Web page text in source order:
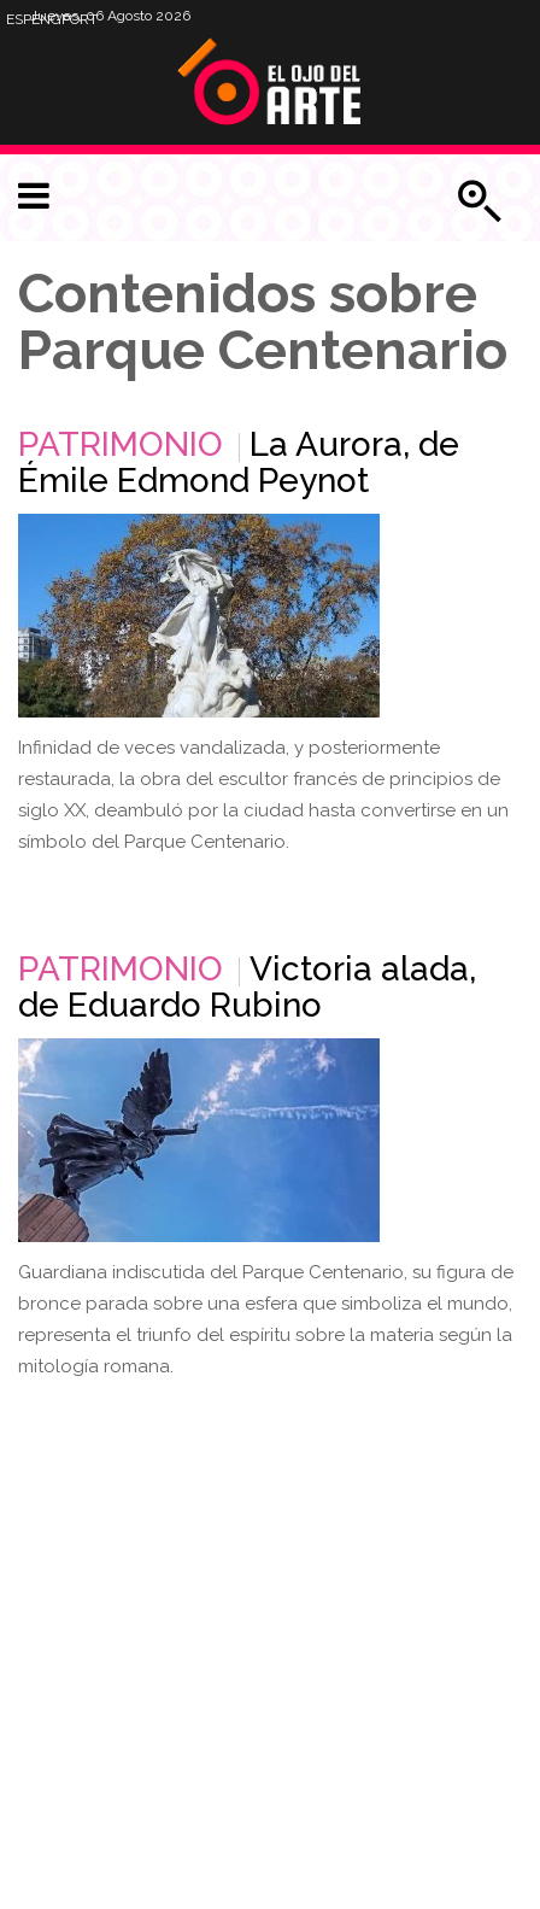
Jueves, 06 Agosto 2026
ESPENGPORT
Contenidos sobre
Parque Centenario
PATRIMONIO
La Aurora, de
Émile Edmond Peynot
Infinidad de veces vandalizada, y posteriormente
restaurada, la obra del escultor francés de principios de
siglo XX, deambuló por la ciudad hasta convertirse en un
símbolo del Parque Centenario.
PATRIMONIO
Victoria alada,
de Eduardo Rubino
Guardiana indiscutida del Parque Centenario, su figura de
bronce parada sobre una esfera que simboliza el mundo,
representa el triunfo del espíritu sobre la materia según la
mitología romana.